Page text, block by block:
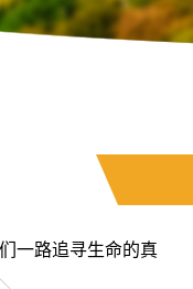
一路追寻生命的真